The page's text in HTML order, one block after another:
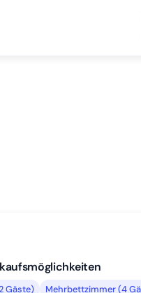
Gäste) Mehrbettzimmer (4